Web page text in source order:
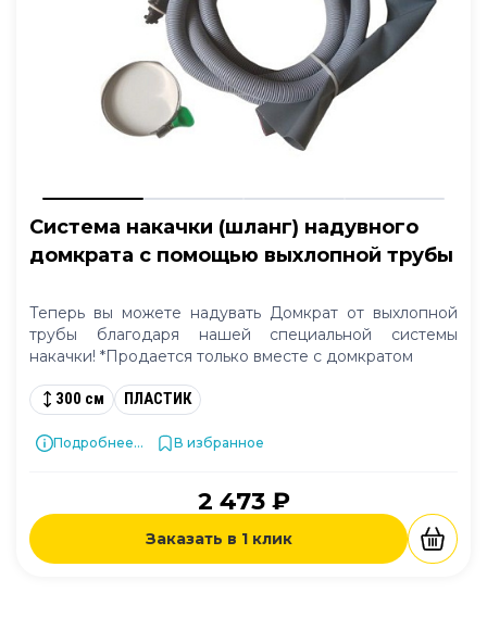
Система накачки (шланг) надувного
домкрата с помощью выхлопной трубы
Теперь вы можете надувать Домкрат от выхлопной
трубы благодаря нашей специальной системы
накачки! *Продается только вместе с домкратом
300 см ПЛАСТИК
Подробнее... В избранное
2 473 ₽
Заказать в 1 клик